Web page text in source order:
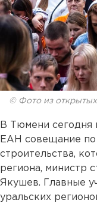
© Фото из
В Тюмени сегодня
ЕАН совещание по
строительства,
региона, министр
Якушев. Главные
уральских